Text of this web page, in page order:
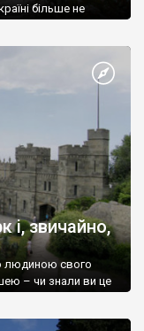
більше не
і, звичайно,
людиною свого
– чи знали ви це